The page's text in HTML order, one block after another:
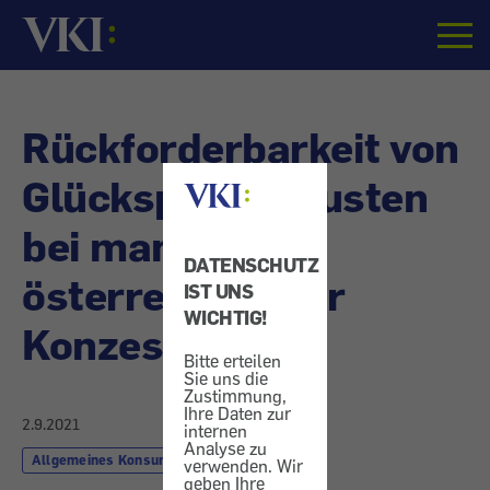
DATENSCHUTZ
IST UNS
WICHTIG!
Bitte erteilen
Sie uns die
Zustimmung,
Ihre Daten zur
internen
Analyse zu
verwenden. Wir
geben Ihre
Startseite
Rückforderbarkeit von
Glückspiel-Verlusten
bei mangelnder
österreichischer
Konzession
2.9.2021
Allgemeines Konsumentenrecht